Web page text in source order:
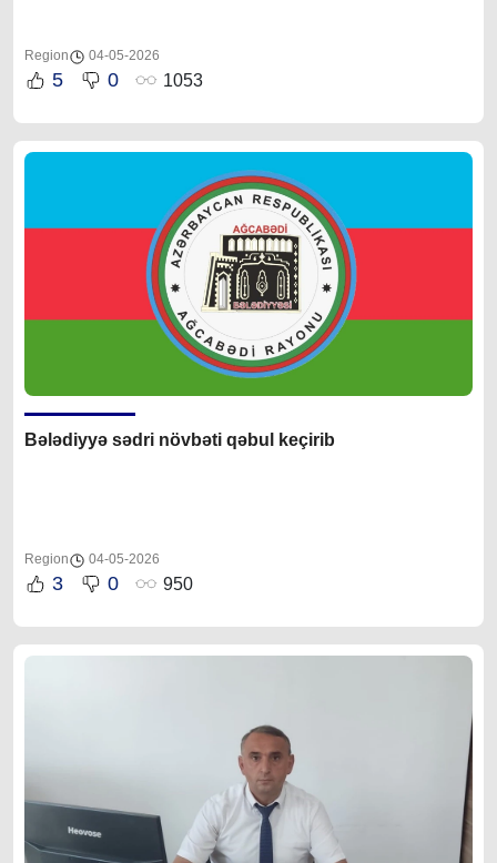
Region 04-05-2026
5 0 1053
Bələdiyyə sədri növbəti qəbul keçirib
Region 04-05-2026
3 0 950